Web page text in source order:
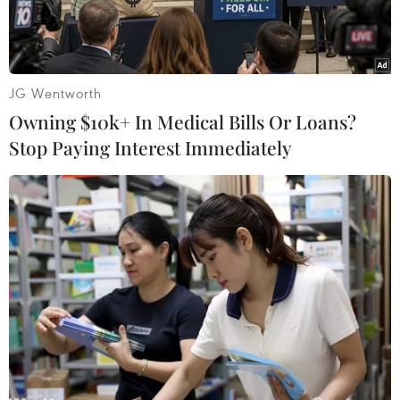
Ảnh minh họa. (Nguồn: AFP/TTXVN)
Hai chỉ số chủ chốt của chứng khoán Mỹ là Dow
Jones và S&P 500 đã thiết lập các đỉnh cao kỷ lục
mới trong phiên giao dịch đầu tuần ngày 12/5
nhờ sự tăng giá của nhóm cổ phiếu các công ty
dịch vụ mạng Internet, công nghệ sinh học và
JG Wentworth
Owning $10k+ In Medical Bills Or Loans?
Stop Paying Interest Immediately